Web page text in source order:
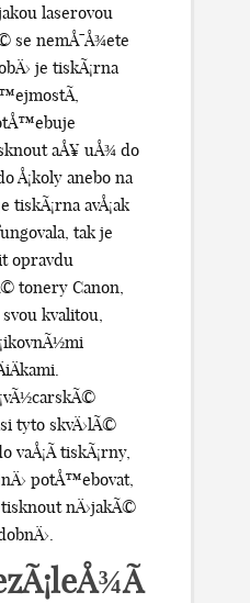
laserovou
se nemÅ¯Å¾ete
je tiskÃ¡rna
aÅ¥ uÅ¾ do
Å¡koly anebo na
tiskÃ¡rna avÅ¡ak
tak je
opravdu
tonery Canon
kvalitou,
tyto skvÄ›lÃ©
vaÅ¡Ã­ tiskÃ¡rny,
potÅ™ebovat,
nÄ›jakÃ©